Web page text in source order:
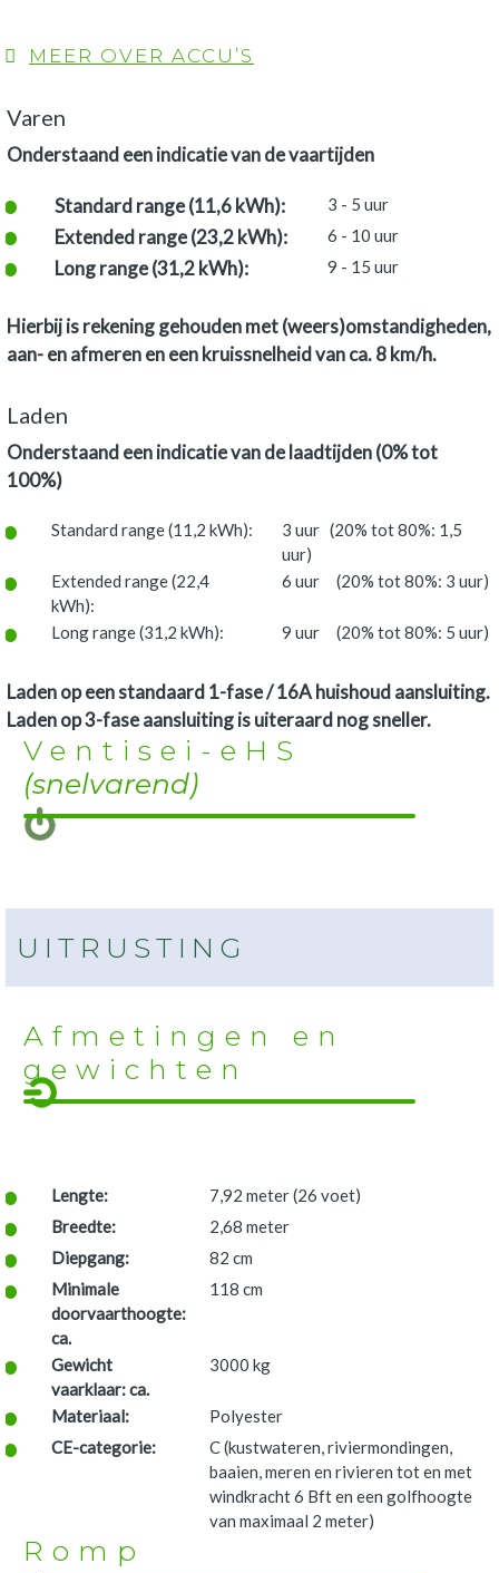
MEER OVER ACCU’S
Varen
Onderstaand een indicatie van de vaartijden
Standard range (11,6 kWh): 3 - 5 uur
Extended range (23,2 kWh): 6 - 10 uur
Long range (31,2 kWh): 9 - 15 uur
Hierbij is rekening gehouden met (weers)omstandigheden,
aan- en afmeren en een kruissnelheid van ca. 8 km/h.
Laden
Onderstaand een indicatie van de laadtijden (0% tot
100%)
Standard range (11,2 kWh):
3 uur (20% tot 80%: 1,5
uur)
Extended range (22,4
kWh):
6 uur (20% tot 80%: 3 uur)
Long range (31,2 kWh): 9 uur (20% tot 80%: 5 uur)
Laden op een standaard 1-fase / 16A huishoud aansluiting.
Laden op 3-fase aansluiting is uiteraard nog sneller.
Ventisei-eHS
(snelvarend)
UITRUSTING
Afmetingen en
gewichten
Lengte:
7,92 meter (26 voet)
Breedte:
2,68 meter
Diepgang:
82 cm
Minimale
doorvaarthoogte:
ca.
118 cm
Gewicht
vaarklaar: ca.
3000 kg
Materiaal:
Polyester
CE-categorie:
C (kustwateren, riviermondingen,
baaien, meren en rivieren tot en met
windkracht 6 Bft en een golfhoogte
van maximaal 2 meter)
Romp